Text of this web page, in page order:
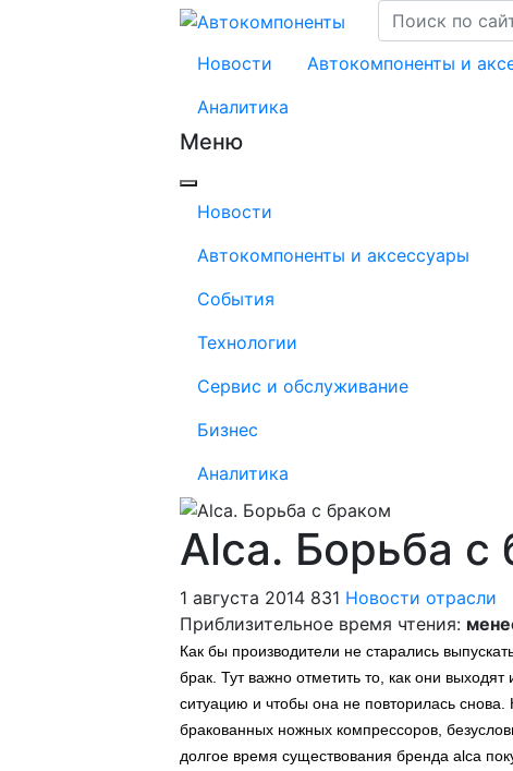
Новости Автокомпоненты и
Аналитика
Меню
Новости
Автокомпоненты и аксессуары
События
Технологии
Сервис и обслуживание
Бизнес
Аналитика
Аlca. Борьба с
1 августа 2014 831 Новости отрасли
Приблизительное время чтения:
Как бы производители не старались
брак. Тут важно отметить то, как они
ситуацию и чтобы она не повторилась
бракованных ножных компрессоров,
долгое время существования бренда alca